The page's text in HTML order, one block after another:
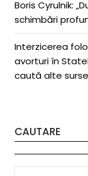
Boris Cyrulnik:
schimbări
Interzicerea
avorturi în
caută alte
CAUTARE